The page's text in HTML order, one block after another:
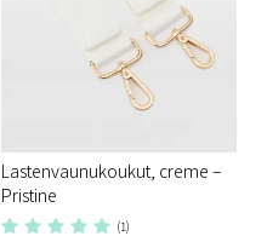
Lastenvaunukoukut, creme –
Pristine
(1)